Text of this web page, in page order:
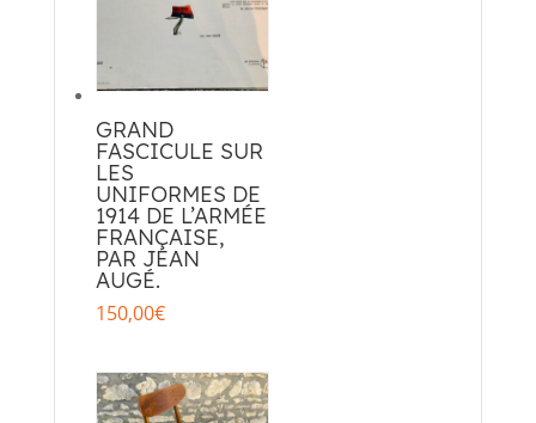
GRAND
FASCICULE SUR
LES
UNIFORMES DE
1914 DE L’ARMÉE
FRANÇAISE,
PAR JEAN
AUGÉ.
150,00€